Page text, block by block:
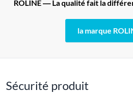
ROLINE ― La qualité fait la
la marque
Sécurité produit